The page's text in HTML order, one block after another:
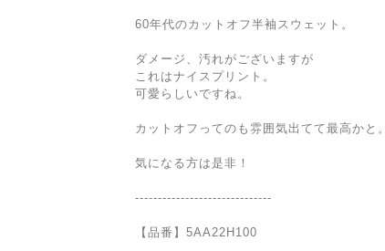
60年代のカットオフ半袖スウェット。
ダメージ、汚れがございますが
これはナイスプリント。
可愛らしいですね。
カットオフってのも雰囲気出てて最高かと。
気になる方は是非！
------------------------------
【品番】5AA22H100